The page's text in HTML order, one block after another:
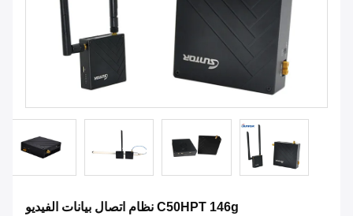
C50HPT 146g نظام اتصال بيانات الفيديو